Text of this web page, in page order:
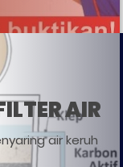
AIR
air keruh